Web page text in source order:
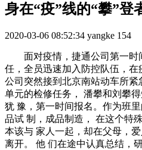
身在“疫”线的“攀”登
2020-03-06 08:52:34 yangke 154
面对疫情，捷通公司第一时
任，全员迅速加入防控队伍，在
公司突然接到北京南站动车所
单元的检修任务， 潘攀和刘攀
犹 豫，第一时间报名。作为班
品试 制，成品制造， 在这个特
本该与 家人一起，却在父母，
离开。 他 们在途中认真总结，